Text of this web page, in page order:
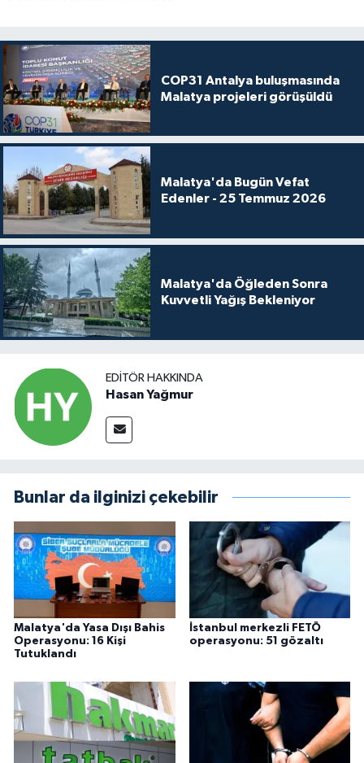
COP31 Antalya buluşmasında
Malatya projeleri görüşüldü
Malatya'da Bugün Vefat
Edenler - 25 Temmuz 2026
Malatya'da Öğleden Sonra
Kuvvetli Yağış Bekleniyor
EDITÖR HAKKINDA
Hasan Yağmur
Bunlar da ilginizi çekebilir
Malatya'da Yasa Dışı Bahis
Operasyonu: 16 Kişi
Tutuklandı
İstanbul merkezli FETÖ
operasyonu: 51 gözaltı